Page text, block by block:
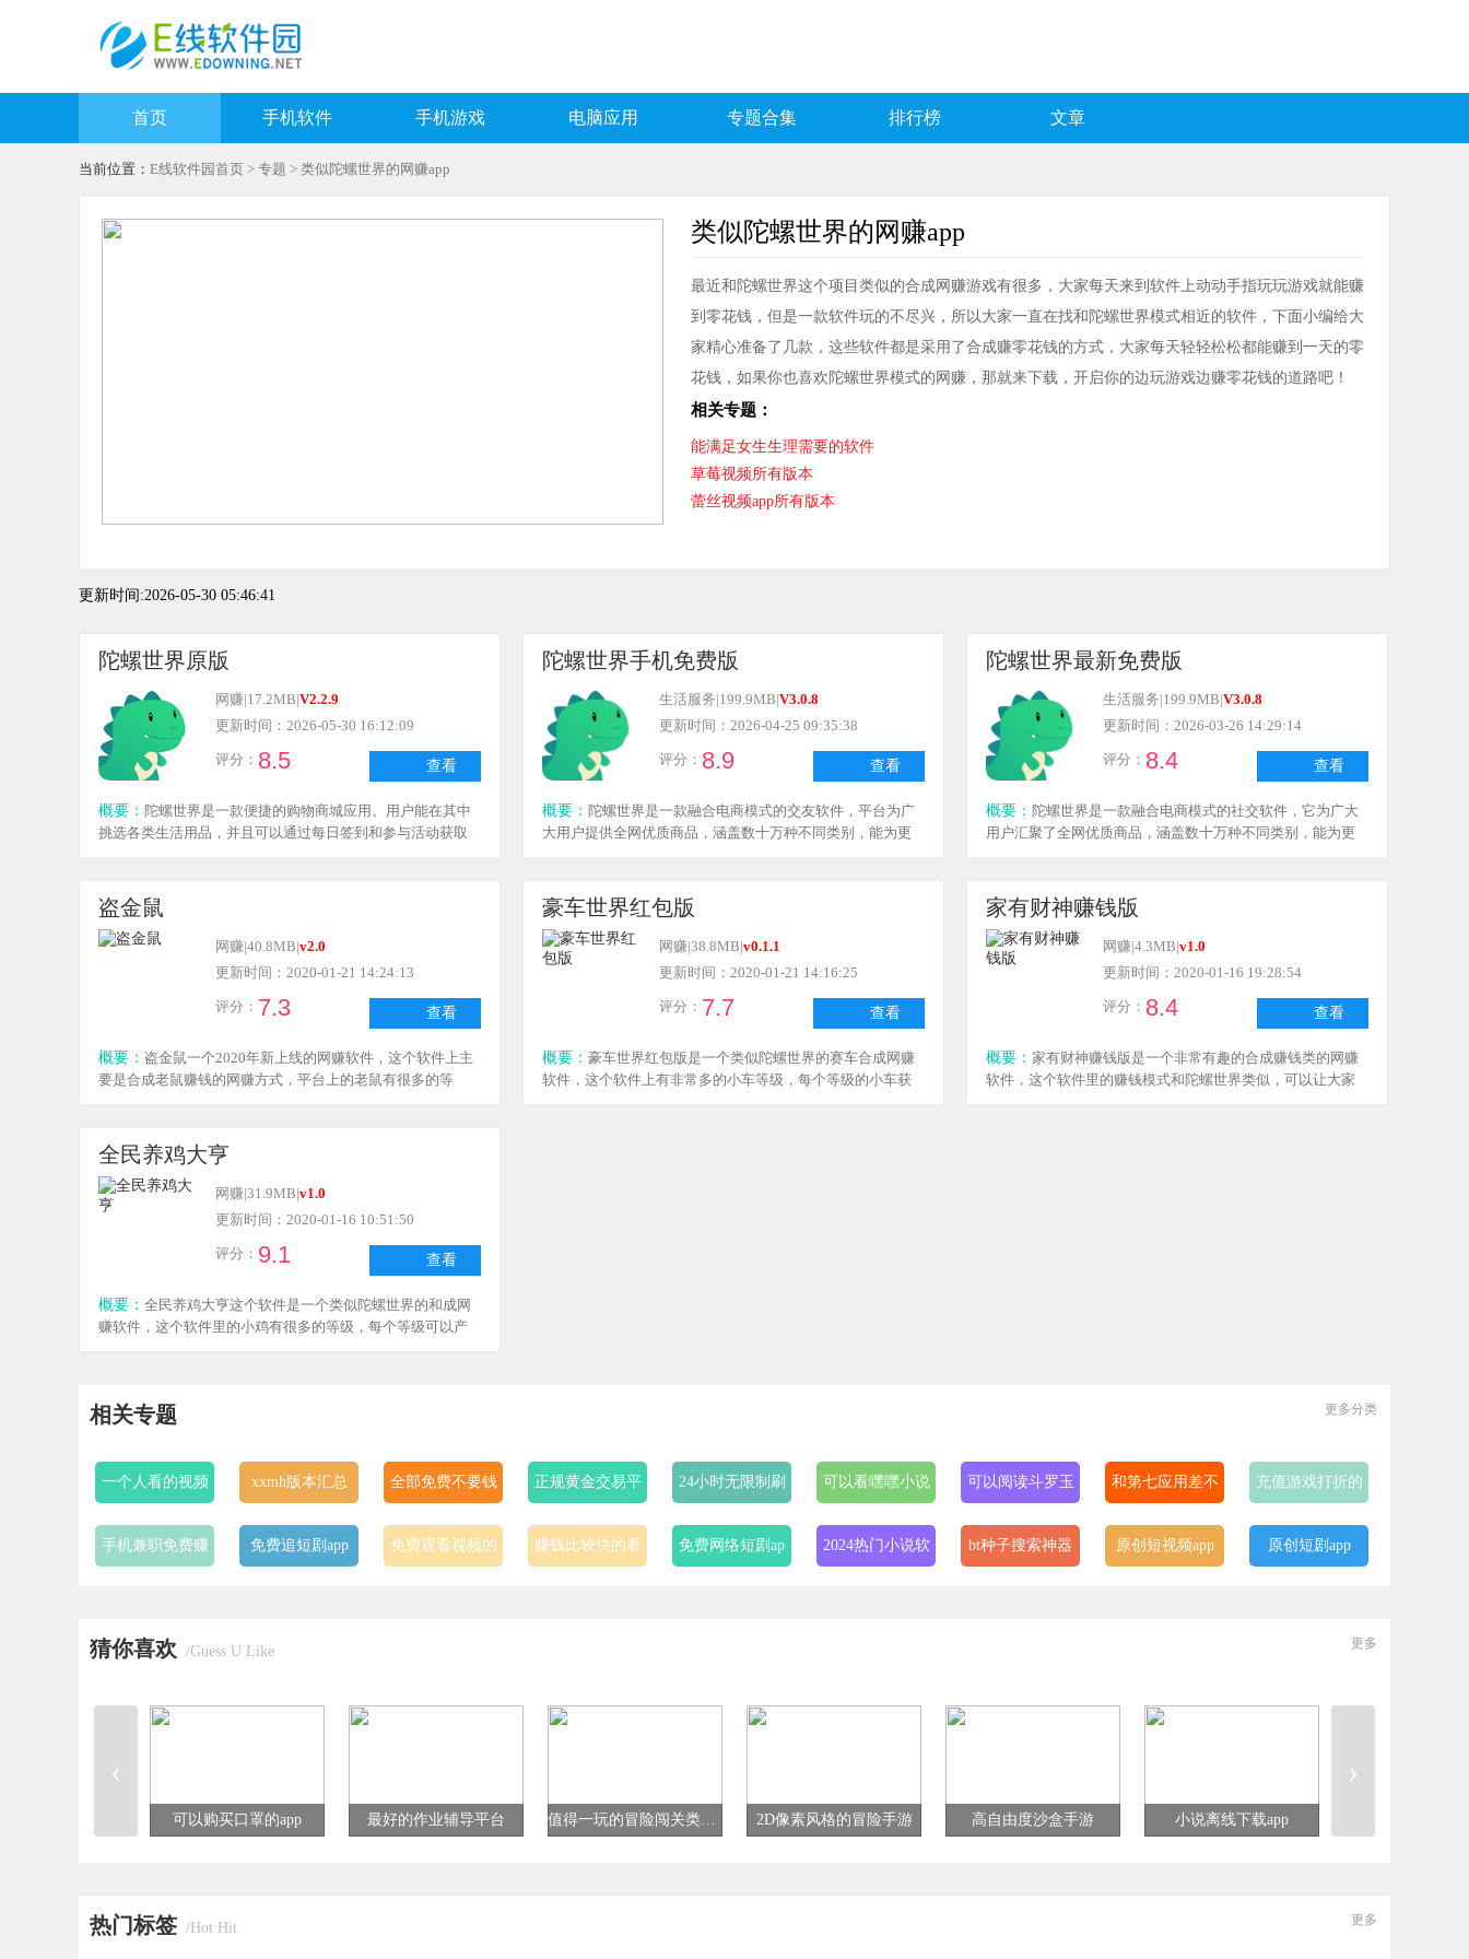
首页 手机软件 手机游戏 电脑应用 专题合集 排行榜 文章
当前位置： E线软件园首页 > 专题 > 类似陀螺世界的网赚app
类似陀螺世界的网赚app
最近和陀螺世界这个项目类似的合成网赚游戏有很多，大家每天来到软件上动动手指玩玩游戏就能赚
到零花钱，但是一款软件玩的不尽兴，所以大家一直在找和陀螺世界模式相近的软件，下面小编给大
家精心准备了几款，这些软件都是采用了合成赚零花钱的方式，大家每天轻轻松松都能赚到一天的零
花钱，如果你也喜欢陀螺世界模式的网赚，那就来下载，开启你的边玩游戏边赚零花钱的道路吧！
相关专题：
能满足女生生理需要的软件
草莓视频所有版本
蕾丝视频app所有版本
更新时间:2026-05-30 05:46:41
陀螺世界原版
查看
网赚|17.2MB|V2.2.9
更新时间：2026-05-30 16:12:09
评分： 8.5
概要： 陀螺世界是一款便捷的购物商城应用。用户能在其中
挑选各类生活用品，并且可以通过每日签到和参与活动获取
陀螺世界手机免费版
查看
生活服务|199.9MB|V3.0.8
更新时间：2026-04-25 09:35:38
评分： 8.9
概要： 陀螺世界是一款融合电商模式的交友软件，平台为广
大用户提供全网优质商品，涵盖数十万种不同类别，能为更
陀螺世界最新免费版
查看
生活服务|199.9MB|V3.0.8
更新时间：2026-03-26 14:29:14
评分： 8.4
概要： 陀螺世界是一款融合电商模式的社交软件，它为广大
用户汇聚了全网优质商品，涵盖数十万种不同类别，能为更
盗金鼠
查看
网赚|40.8MB|v2.0
更新时间：2020-01-21 14:24:13
评分： 7.3
概要： 盗金鼠一个2020年新上线的网赚软件，这个软件上主
要是合成老鼠赚钱的网赚方式，平台上的老鼠有很多的等
需要投资，感兴趣就来下载盗金鼠试试吧！
豪车世界红包版
查看
网赚|38.8MB|v0.1.1
更新时间：2020-01-21 14:16:25
评分： 7.7
概要： 豪车世界红包版是一个类似陀螺世界的赛车合成网赚
软件，这个软件上有非常多的小车等级，每个等级的小车获
家有财神赚钱版
查看
网赚|4.3MB|v1.0
更新时间：2020-01-16 19:28:54
评分： 8.4
概要： 家有财神赚钱版是一个非常有趣的合成赚钱类的网赚
软件，这个软件里的赚钱模式和陀螺世界类似，可以让大家
全民养鸡大亨
查看
网赚|31.9MB|v1.0
更新时间：2020-01-16 10:51:50
评分： 9.1
概要： 全民养鸡大亨这个软件是一个类似陀螺世界的和成网
赚软件，这个软件里的小鸡有很多的等级，每个等级可以产
件看看吧！
相关专题 更多分类
一个人看的视频
全免费app
xxmh版本汇总 全部免费不要钱
的视频app
正规黄金交易平
台app排行榜
24小时无限制刷
任务的网赚app
可以看嘿嘿小说
的app
可以阅读斗罗玉
转漫画的软件
和第七应用差不
多的软件
充值游戏打折的
app
手机兼职免费赚
免费追短剧app 免费观看视频的 赚钱比较快的看 免费网络短剧ap 2024热门小说软 bt种子搜索神器 原创短视频app 原创短剧app
视频软件大全
天app 交友app 本大全 件
猜你喜欢 /Guess U Like 更多
可以购买口罩的app 最好的作业辅导平台 值得一玩的冒险闯关类游戏 2D像素风格的冒险手游 高自由度沙盒手游 小说离线下载app
‹ ›
热门标签 /Hot Hit 更多